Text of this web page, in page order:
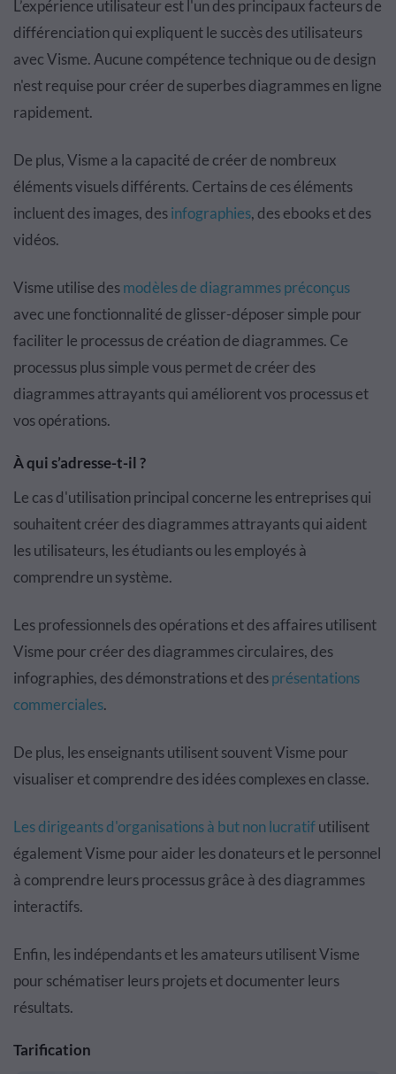
L’expérience utilisateur est l'un des principaux facteurs de
différenciation qui expliquent le succès des utilisateurs
avec Visme. Aucune compétence technique ou de design
n'est requise pour créer de superbes diagrammes en ligne
rapidement.
De plus, Visme a la capacité de créer de nombreux
éléments visuels différents. Certains de ces éléments
incluent des images, desinfographies, des ebooks et des
vidéos.
Visme utilise desmodèles de diagrammes préconçus
avec une fonctionnalité de glisser-déposer simple pour
faciliter le processus de création de diagrammes. Ce
processus plus simple vous permet de créer des
diagrammes attrayants qui améliorent vos processus et
vos opérations.
À qui s’adresse-t-il ?
Le cas d'utilisation principal concerne les entreprises qui
souhaitent créer des diagrammes attrayants qui aident
les utilisateurs, les étudiants ou les employés à
comprendre un système.
Les professionnels des opérations et des affaires utilisent
Visme pour créer des diagrammes circulaires, des
infographies, des démonstrations et desprésentations
commerciales.
De plus, les enseignants utilisent souvent Visme pour
visualiser et comprendre des idées complexes en classe.
Les dirigeants d'organisations à but non lucratifutilisent
également Visme pour aider les donateurs et le personnel
à comprendre leurs processus grâce à des diagrammes
interactifs.
Enfin, les indépendants et les amateurs utilisent Visme
pour schématiser leurs projets et documenter leurs
résultats.
Tarification